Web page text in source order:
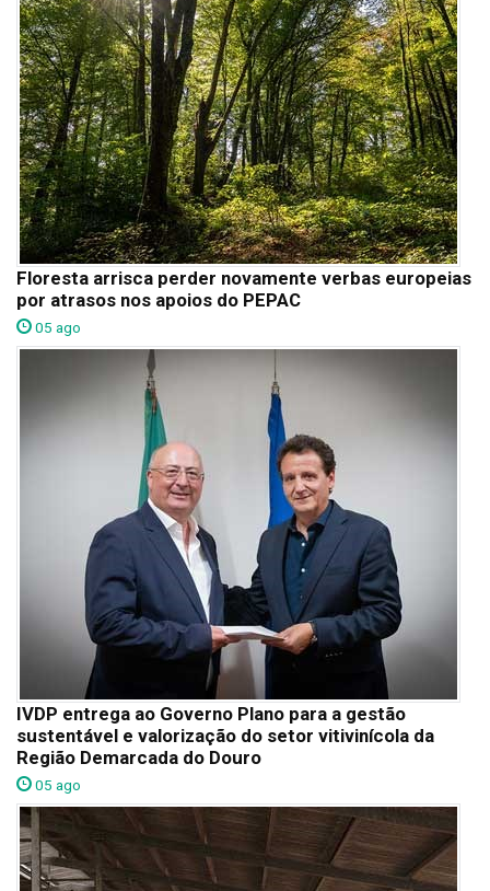
Floresta arrisca perder novamente verbas europeias
por atrasos nos apoios do PEPAC
05 ago
IVDP entrega ao Governo Plano para a gestão
sustentável e valorização do setor vitivinícola da
Região Demarcada do Douro
05 ago